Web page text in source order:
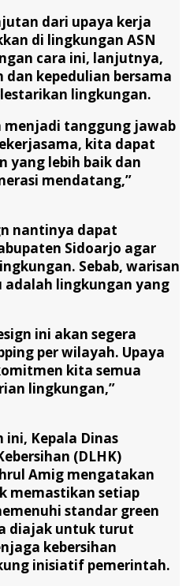
dari upaya kerja
di lingkungan ASN
cara ini, lanjutnya,
kepedulian bersama
lingkungan.
menjadi tanggung jawab
kita dapat
yang lebih baik dan
mendatang,”
nantinya dapat
Sidoarjo agar
Sebab, warisan
lingkungan yang
ini akan segera
per wilayah. Upaya
kita semua
lingkungan,”
Kepala Dinas
(DLHK)
Amig mengatakan
memastikan setiap
standar green
diajak untuk turut
kebersihan
inisiatif pemerintah.